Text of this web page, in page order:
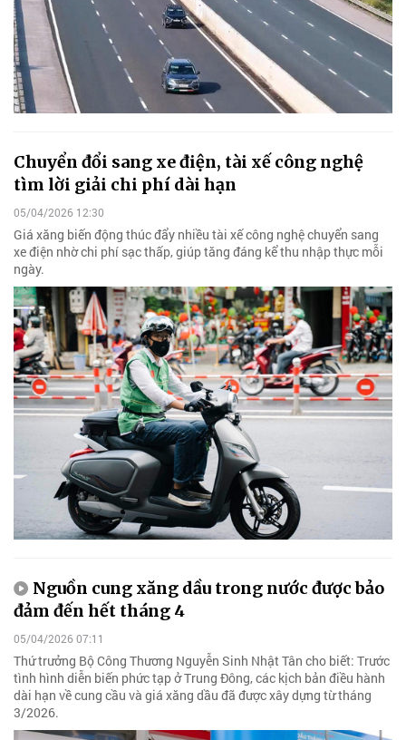
Chuyển đổi sang xe điện, tài xế công nghệ
tìm lời giải chi phí dài hạn
05/04/2026 12:30
Giá xăng biến động thúc đẩy nhiều tài xế công nghệ chuyển sang
xe điện nhờ chi phí sạc thấp, giúp tăng đáng kể thu nhập thực mỗi
ngày.
Nguồn cung xăng dầu trong nước được bảo
đảm đến hết tháng 4
05/04/2026 07:11
Thứ trưởng Bộ Công Thương Nguyễn Sinh Nhật Tân cho biết: Trước
tình hình diễn biến phức tạp ở Trung Đông, các kịch bản điều hành
dài hạn về cung cầu và giá xăng dầu đã được xây dựng từ tháng
3/2026.